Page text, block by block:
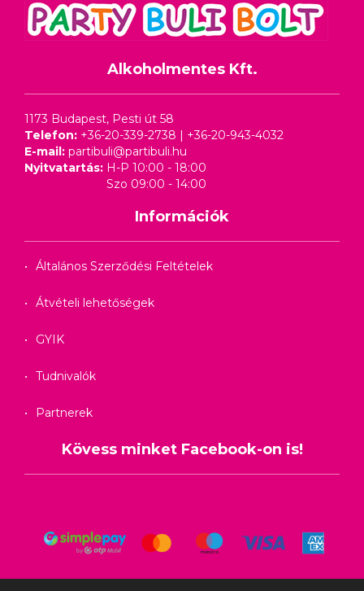
Alkoholmentes Kft.
1173 Budapest, Pesti út 58
Telefon: +36-20-339-2738 | +36-20-943-4032
E-mail: partibuli@partibuli.hu
Nyitvatartás: H-P 10:00 - 18:00
Szo 09:00 - 14:00
Információk
Általános Szerződési Feltételek
Átvételi lehetőségek
GYIK
Tudnivalók
Partnerek
Kövess minket Facebook-on is!